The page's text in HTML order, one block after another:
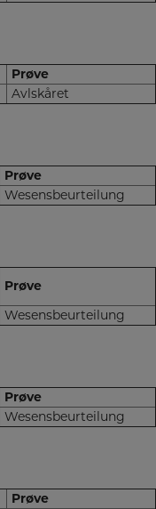
Prøve
Avlskåret
Prøve
Wesensbeurteilung
Prøve
Wesensbeurteilung
Prøve
Wesensbeurteilung
Prøve